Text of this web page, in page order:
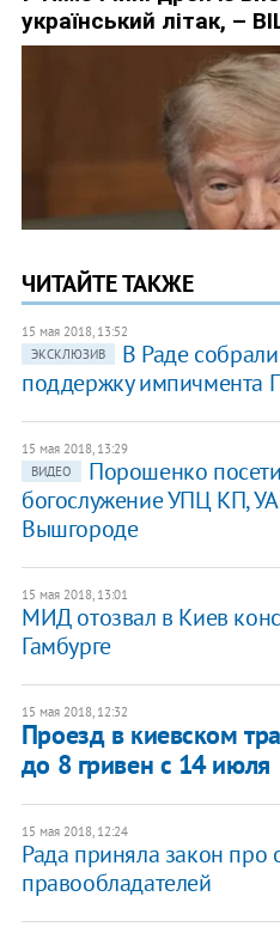
ЧИТАЙТЕ ТАКЖЕ
15 мая 2018, 13:52
ЭКСКЛЮЗИВ
В Раде
поддержку импичмента
15 мая 2018, 13:29
ВИДЕО
Порошенко
богослужение УПЦ КП,
Вышгороде
15 мая 2018, 13:01
МИД отозвал в Киев
Гамбурге
15 мая 2018, 12:32
Проезд в киевском
до 8 гривен с 14 июля
15 мая 2018, 12:24
Рада приняла закон про
правообладателей